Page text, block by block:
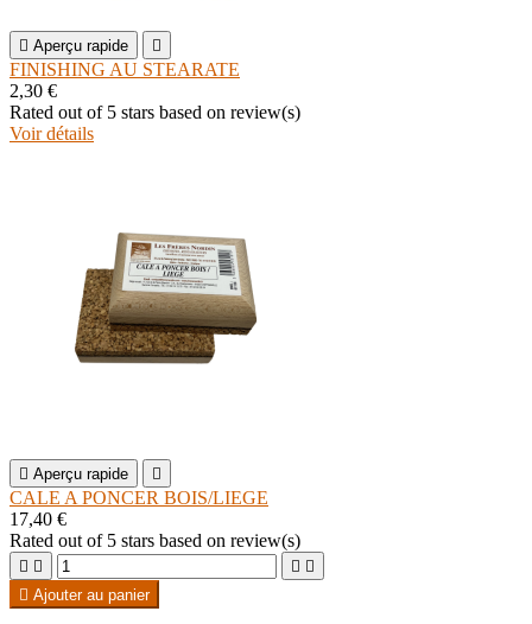
 Aperçu rapide 
FINISHING AU STEARATE
2,30 €
Rated out of 5 stars based on review(s)
Voir détails
 Aperçu rapide 
CALE A PONCER BOIS/LIEGE
17,40 €
Rated out of 5 stars based on review(s)
   
 Ajouter au panier